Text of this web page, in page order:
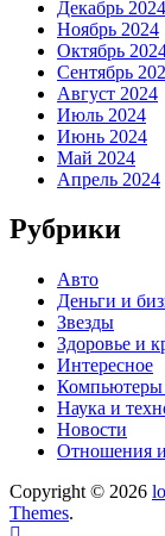
Декабрь 2024
Ноябрь 2024
Октябрь
Сентябрь
Август 2024
Июль 2024
Июнь 2024
Май 2024
Апрель 2024
Рубрики
Авто
Деньги и
Звезды
Здоровье и
Интересное
Компьютеры
Наука и
Новости
Отношения
Copyright © 2026
Themes.